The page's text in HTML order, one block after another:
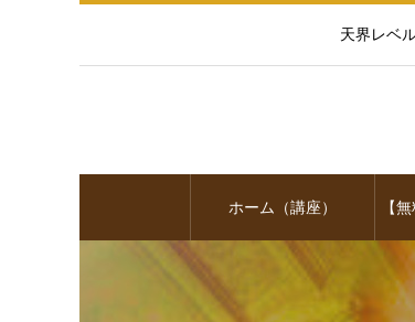
天界レベ
ホーム（講座） 【